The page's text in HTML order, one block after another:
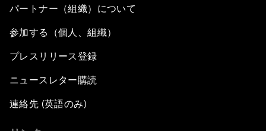
パートナー（組織）について
参加する（個人、組織）
プレスリリース登録
ニュースレター購読
連絡先 (英語のみ)